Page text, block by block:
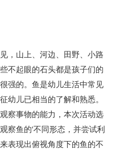
，山上、河边、田野、小路
不起眼的石头都是孩子们的
强的。鱼是幼儿生活中常见
幼儿已相当的了解和熟悉。
察事物的能力，本次活动选
察鱼的'不同形态，并尝试利
表现出俯视角度下的鱼的不